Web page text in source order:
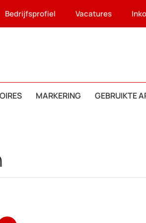
Bedrijfsprofiel Vacatures
MARKERING GEBRUIKTE